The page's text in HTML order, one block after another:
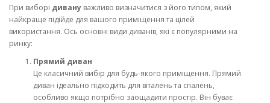
При виборі дивану важливо визначитися з його типом, який
найкраще підійде для вашого приміщення та цілей
використання. Ось основні види диванів, які є популярними на
ринку:
Прямий диван
Це класичний вибір для будь-якого приміщення. Прямий
диван ідеально підходить для віталень та спалень,
особливо якщо потрібно заощадити простір. Він буває